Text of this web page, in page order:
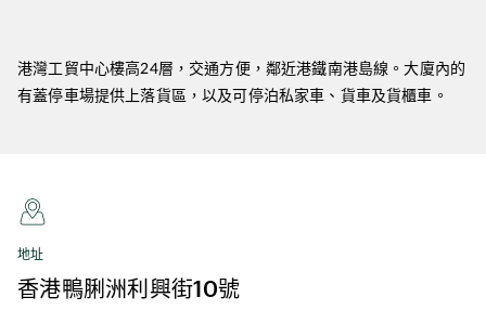
港灣工貿中心樓高24層，交通方便，鄰近港鐵南港島線。大廈內的
有蓋停車場提供上落貨區，以及可停泊私家車、貨車及貨櫃車。
地址
香港鴨脷洲利興街10號